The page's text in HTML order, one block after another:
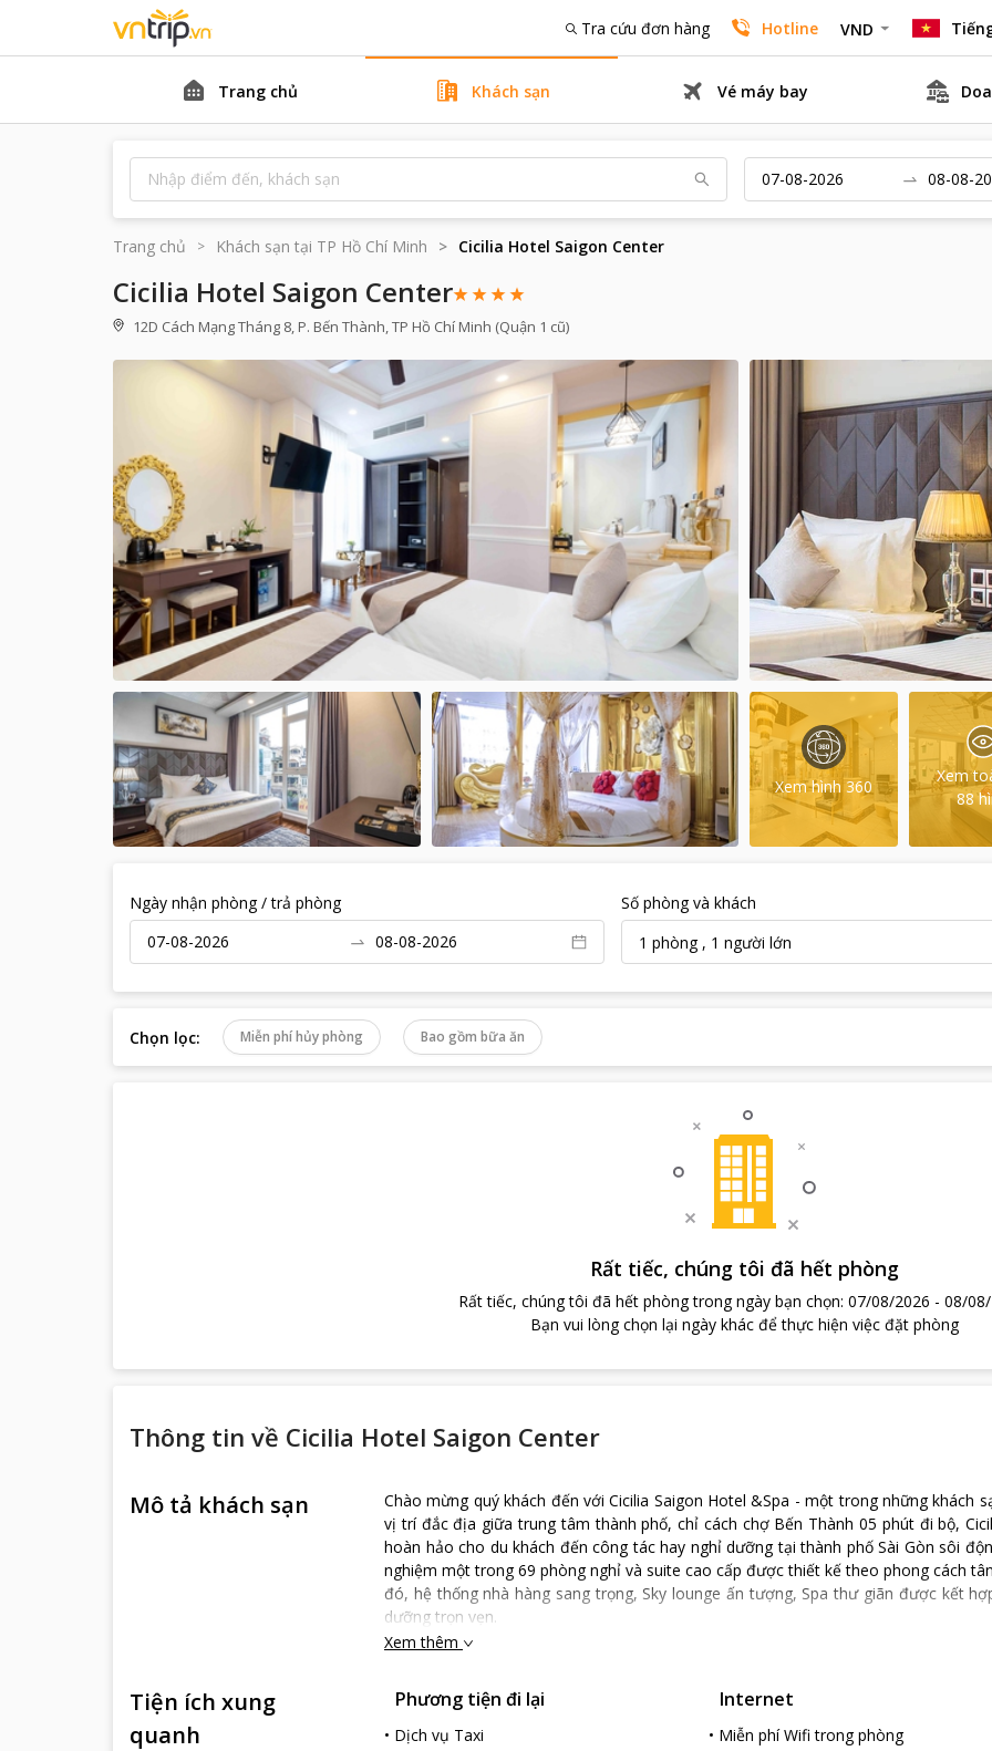
Tra cứu đơn hàng Hotline VND
Trang chủ Khách sạn Vé máy bay
Trang chủ Khách sạn tại TP Hồ Chí Minh Cicilia Hotel Saigon Center
Cicilia Hotel Saigon Center
12D Cách Mạng Tháng 8, P. Bến Thành, TP Hồ Chí Minh (Quận 1 cũ)
Xem hình 360
Xem
88
Ngày nhận phòng / trả phòng
Số phòng và khách
1 phòng, 1 người lớn
Chọn lọc: Miễn phí hủy phòng Bao gồm bữa ăn
Rất tiếc, chúng tôi đã hết phòng
Rất tiếc, chúng tôi đã hết phòng trong ngày bạn chọn: 07/08/2026 - 08/
Bạn vui lòng chọn lại ngày khác để thực hiện việc đặt phòng
Thông tin về Cicilia Hotel Saigon Center
Mô tả khách sạn
Chào mừng quý khách đến với Cicilia Saigon Hotel &Spa - một trong những khách
vị trí đắc địa giữa trung tâm thành phố, chỉ cách chợ Bến Thành 05 phút đi bộ,
hoàn hảo cho du khách đến công tác hay nghỉ dưỡng tại thành phố Sài Gòn sôi
nghiệm một trong 69 phòng nghỉ và suite cao cấp được thiết kế theo phong cách
đó, hệ thống nhà hàng sang trọng, Sky lounge ấn tượng, Spa thư giãn được kết
dưỡng trọn vẹn.
Xem thêm
Tiện ích xung
quanh
Phương tiện đi lại
• Dịch vụ Taxi
Internet
• Miễn phí Wifi trong phòng